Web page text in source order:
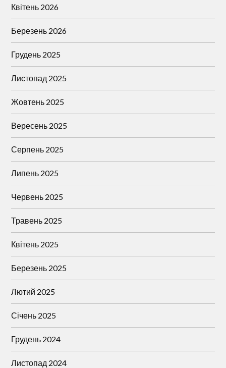
Квітень 2026
Березень 2026
Грудень 2025
Листопад 2025
Жовтень 2025
Вересень 2025
Серпень 2025
Липень 2025
Червень 2025
Травень 2025
Квітень 2025
Березень 2025
Лютий 2025
Січень 2025
Грудень 2024
Листопад 2024